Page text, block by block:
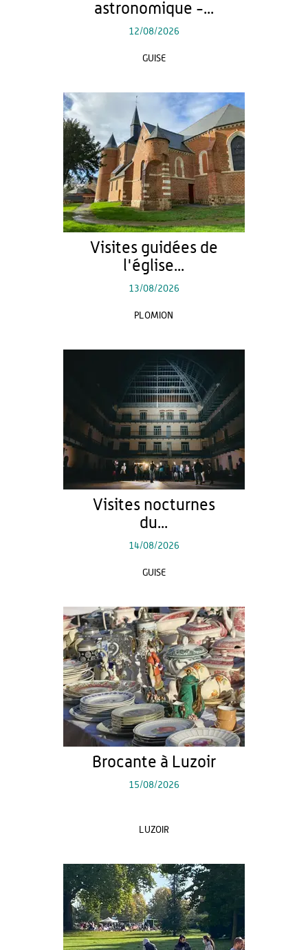
astronomique -...
12/08/2026
GUISE
Visites guidées de
l'église...
13/08/2026
PLOMION
Visites nocturnes
du...
14/08/2026
GUISE
Brocante à Luzoir
15/08/2026
LUZOIR